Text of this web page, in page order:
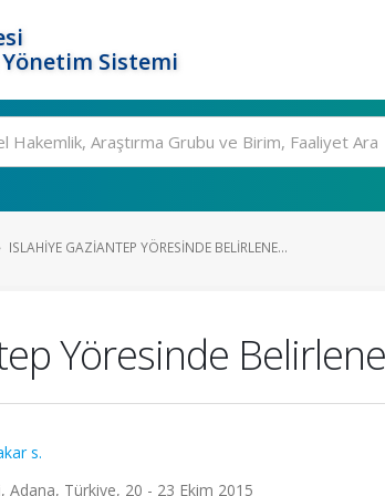
Sistemi
ISLAHIYE GAZIANTEP YÖRESINDE BELIRLENE...
Yöresinde
s.
Adana, Türkiye, 20 - 23 Ekim 2015